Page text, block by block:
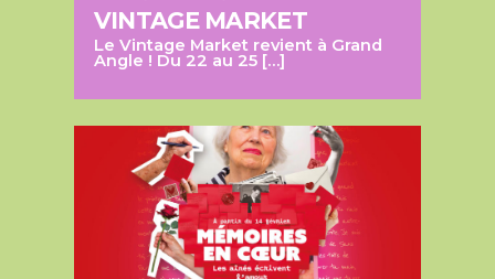
VINTAGE MARKET
Le Vintage Market revient à Grand
Angle ! Du 22 au 25 […]